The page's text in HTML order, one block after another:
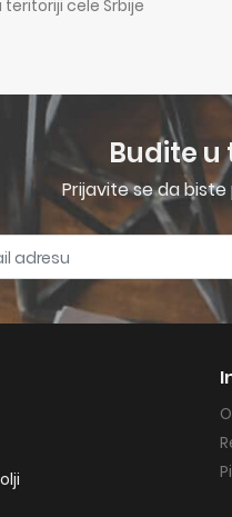
teritoriji cele Srbije
Budite u
Prijavite se da